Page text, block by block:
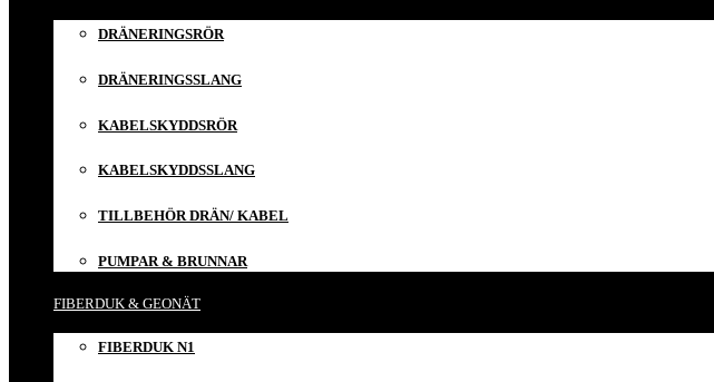
DRÄNERINGSRÖR
DRÄNERINGSSLANG
KABELSKYDDSRÖR
KABELSKYDDSSLANG
TILLBEHÖR DRÄN/ KABEL
PUMPAR & BRUNNAR
FIBERDUK & GEONÄT
FIBERDUK N1